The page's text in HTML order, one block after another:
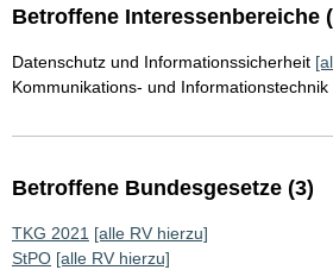
Betroffene Interessenbereiche
Datenschutz und Informationssicherheit
Kommunikations- und Informationstechnik
Betroffene Bundesgesetze (3)
TKG 2021 [alle RV hierzu]
StPO [alle RV hierzu]